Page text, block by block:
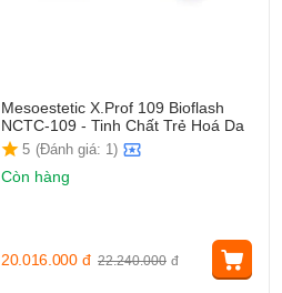
Mesoestetic X.Prof 109 Bioflash
NCTC-109 - Tinh Chất Trẻ Hoá Da
5 (Đánh giá: 1)
Còn hàng
22.240.000 đ
20.016.000 đ